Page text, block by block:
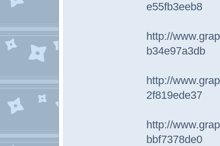
e55fb3eeb8
http://
b34e97a3db
http://
2f819ede37
http://
bbf7378de0